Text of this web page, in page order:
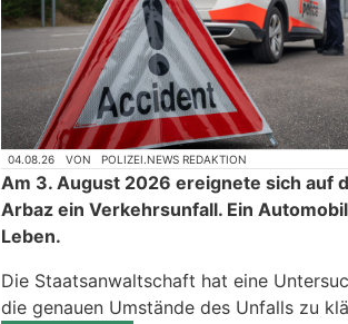
04.08.26 VON POLIZEI.NEWS REDAKTION
Am 3. August 2026 ereignete sich auf
Arbaz ein Verkehrsunfall. Ein
Leben.
Die Staatsanwaltschaft hat eine
die genauen Umstände des Unfalls zu